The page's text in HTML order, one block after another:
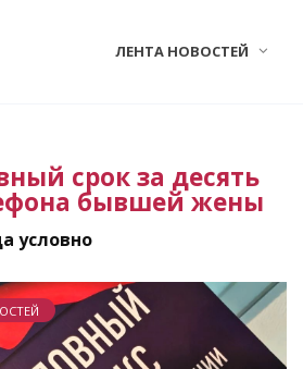
ЛЕНТА НОВОСТЕЙ
срок за десять
бывшей жены
условно